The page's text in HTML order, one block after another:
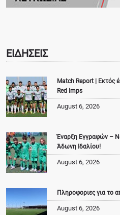
ΕΙΔΗΣΕΙΣ
Match Report | Εκτός
Red Imps
August 6, 2026
Έναρξη Εγγραφών –
Άδωνη Ιδαλίου!
August 6, 2026
Πληροφοριες για το
August 6, 2026